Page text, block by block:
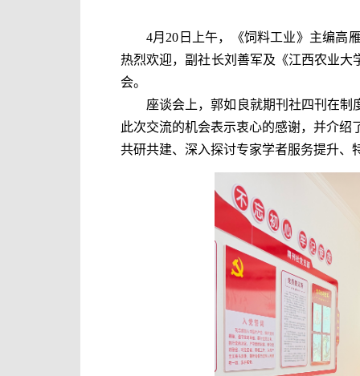
4月 20 日上午，《饲料工业》主编高
热烈欢迎，副社长刘善军及 《江西农业
会。
座谈会上，郭如良就期刊社四刊在制
此次交流的机会表示衷心的感谢，并介绍
共研共建、深入探讨专家学者服务提升、